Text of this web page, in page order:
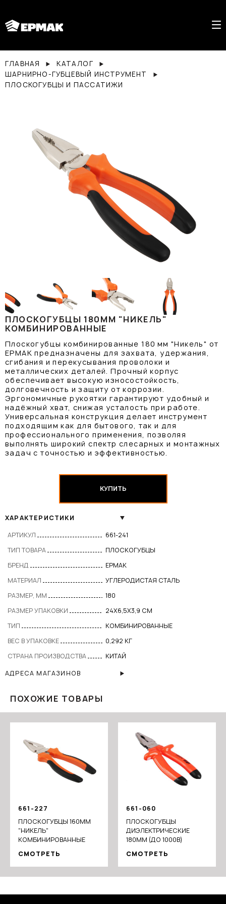
ГЛАВНАЯ
КАТАЛОГ
ШАРНИРНО-ГУБЦЕВЫЙ ИНСТРУМЕНТ
ПЛОСКОГУБЦЫ И ПАССАТИЖИ
ПЛОСКОГУБЦЫ 180ММ "НИКЕЛЬ"
КОМБИНИРОВАННЫЕ
Плоскогубцы комбинированные 180 мм "Никель" от
ЕРМАК предназначены для захвата, удержания,
сгибания и перекусывания проволоки и
металлических деталей. Прочный корпус
обеспечивает высокую износостойкость,
долговечность и защиту от коррозии.
Эргономичные рукоятки гарантируют удобный и
надёжный хват, снижая усталость при работе.
Универсальная конструкция делает инструмент
подходящим как для бытового, так и для
профессионального применения, позволяя
выполнять широкий спектр слесарных и монтажных
задач с точностью и эффективностью.
КУПИТЬ
ХАРАКТЕРИСТИКИ
АРТИКУЛ
661-241
ТИП ТОВАРА
ПЛОСКОГУБЦЫ
БРЕНД
ЕРМАК
МАТЕРИАЛ
УГЛЕРОДИСТАЯ СТАЛЬ
РАЗМЕР, ММ
180
РАЗМЕР УПАКОВКИ
24X6,5X3,9 СМ
ТИП
КОМБИНИРОВАННЫЕ
ВЕС В УПАКОВКЕ
0,292 КГ
СТРАНА ПРОИЗВОДСТВА
КИТАЙ
АДРЕСА МАГАЗИНОВ
ПОХОЖИЕ ТОВАРЫ
661-227
ПЛОСКОГУБЦЫ 160ММ
"НИКЕЛЬ"
КОМБИНИРОВАННЫЕ
СМОТРЕТЬ
661-060
ПЛОСКОГУБЦЫ
ДИЭЛЕКТРИЧЕСКИЕ
180ММ (ДО 1000В)
СМОТРЕТЬ